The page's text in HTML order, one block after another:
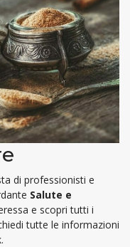
di professionisti e
Salute e
e scopri tutti i
tutte le informazioni